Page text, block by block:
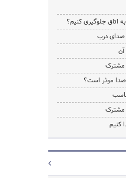
اتاق جلوگیری کنیم؟
صدای درب
مشترک
موثر است؟
مشترک
کنیم